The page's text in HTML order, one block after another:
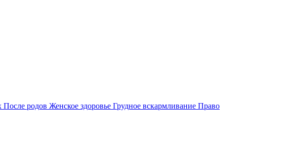
После родов Женское здоровье Грудное вскармливание Право